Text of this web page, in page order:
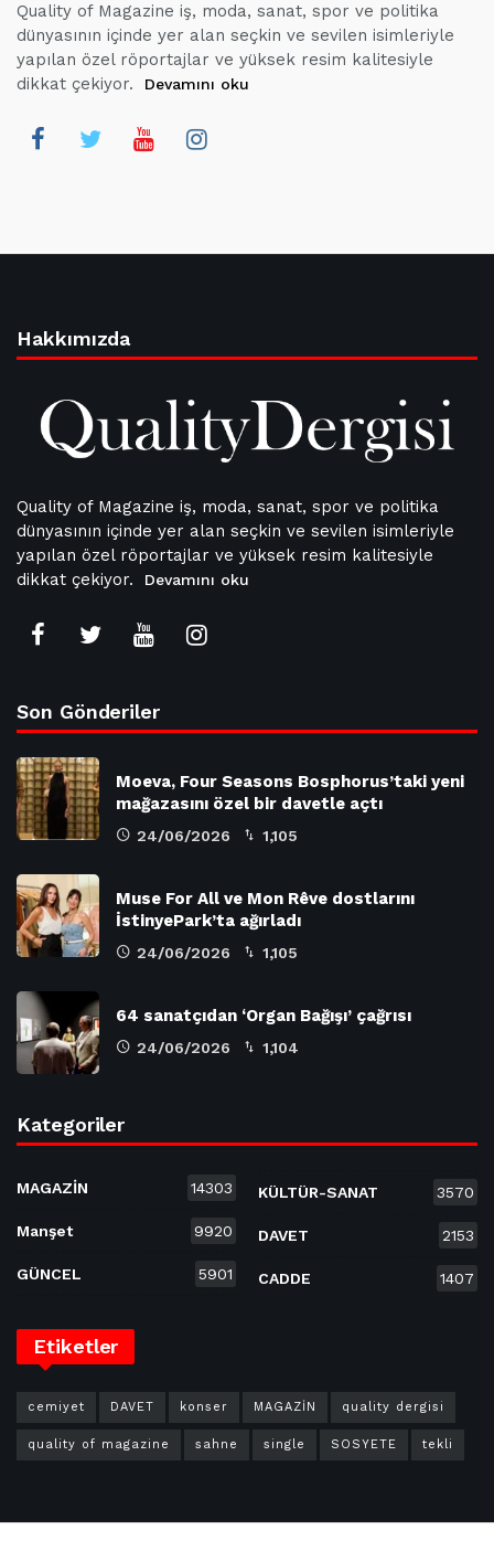
Quality of Magazine iş, moda, sanat, spor ve politika
dünyasının içinde yer alan seçkin ve sevilen isimleriyle
yapılan özel röportajlar ve yüksek resim kalitesiyle
dikkat çekiyor.
Devamını oku
Hakkımızda
Quality of Magazine iş, moda, sanat, spor ve politika
dünyasının içinde yer alan seçkin ve sevilen isimleriyle
yapılan özel röportajlar ve yüksek resim kalitesiyle
dikkat çekiyor.
Devamını oku
Son Gönderiler
Moeva, Four Seasons Bosphorus’taki yeni
mağazasını özel bir davetle açtı
24/06/2026 1,105
Muse For All ve Mon Rêve dostlarını
İstinyePark’ta ağırladı
24/06/2026 1,105
64 sanatçıdan ‘Organ Bağışı’ çağrısı
24/06/2026 1,104
Kategoriler
MAGAZİN 14303
Manşet 9920
GÜNCEL 5901
KÜLTÜR-SANAT 3570
DAVET 2153
CADDE 1407
Etiketler
cemiyet DAVET konser MAGAZİN quality dergisi
quality of magazine sahne single SOSYETE tekli